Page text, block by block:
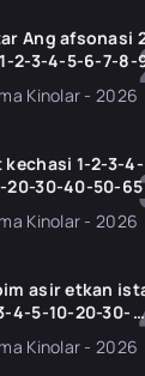
HD skachat
Ang afsonasi
2-3-4-5-6-7-8-
qismlari Uzbek
Kinolar - 2026
kechasi 1-2-3-4-
20-30-40-50-65
uzbek tilida
Kinolar - 2026
asir etkan
4-5-10-20-30-
70-80-90
koreya seriali
Kinolar - 2026